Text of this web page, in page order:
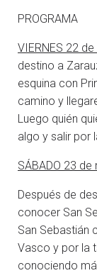
PROGRAMA
VIERNES 22
destino a
esquina con
camino y
Luego quién
algo y salir por
SÁBADO 23 de
Después de
conocer San
San Sebastián
Vasco y por la
conociendo